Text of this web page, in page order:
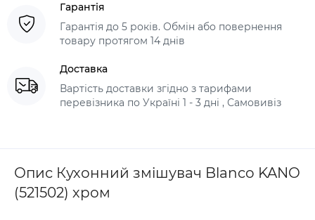
Гарантія
Гарантія до 5 років. Обмін або повернення
товару протягом 14 днів
Доставка
Вартість доставки згідно з тарифами
перевізника по Україні 1 - 3 дні , Самовивіз
Опис Кухонний змішувач Blanco KANO
(521502) хром